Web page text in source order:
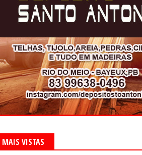
MAIS VISTAS